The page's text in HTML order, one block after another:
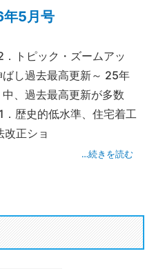
5月号
．トピック・ズームアッ
し過去最高更新～ 25年
、過去最高更新が多数
．歴史的低水準、住宅着工
改正ショ
…続きを読む